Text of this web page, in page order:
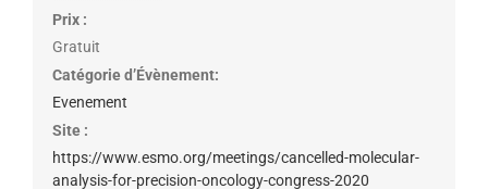
Prix :
Gratuit
Catégorie d’Évènement:
Evenement
Site :
https://www.esmo.org/meetings/cancelled-molecular-
analysis-for-precision-oncology-congress-2020